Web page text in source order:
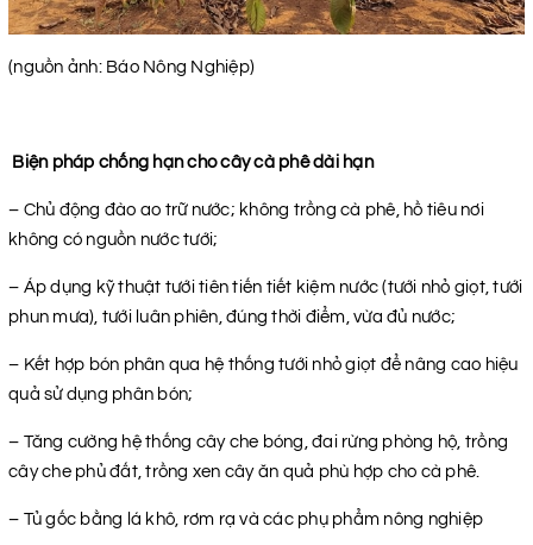
(nguồn ảnh: Báo Nông Nghiệp)
Biện pháp chống hạn cho cây cà phê dài hạn
– Chủ động đào ao trữ nước; không trồng cà phê, hồ tiêu nơi
không có nguồn nước tưới;
– Áp dụng kỹ thuật tưới tiên tiến tiết kiệm nước (tưới nhỏ giọt, tưới
phun mưa), tưới luân phiên, đúng thời điểm, vừa đủ nước;
– Kết hợp bón phân qua hệ thống tưới nhỏ giọt để nâng cao hiệu
quả sử dụng phân bón;
– Tăng cường hệ thống cây che bóng, đai rừng phòng hộ, trồng
cây che phủ đất, trồng xen cây ăn quả phù hợp cho cà phê.
– Tủ gốc bằng lá khô, rơm rạ và các phụ phẩm nông nghiệp